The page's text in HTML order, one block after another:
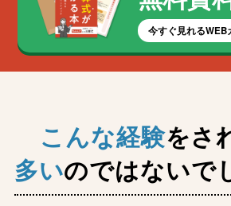
今すぐ見れるWEB
こんな経験をさ
多いのではないで